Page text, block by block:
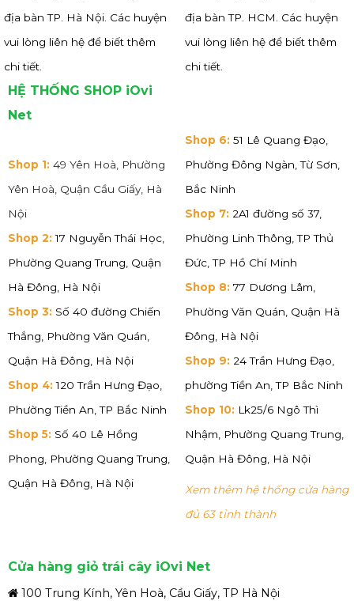
địa bàn TP. Hà Nội. Các huyện
vui lòng liên hệ để biết thêm
chi tiết.
địa bàn TP. HCM. Các huyện
vui lòng liên hệ để biết thêm
chi tiết.
HỆ THỐNG SHOP iOvi
Net
Shop 1: 49 Yên Hoà, Phường
Yên Hoà, Quận Cầu Giấy, Hà
Nội
Shop 2: 17 Nguyễn Thái Học,
Phường Quang Trung, Quận
Hà Đông, Hà Nội
Shop 3: Số 40 đường Chiến
Thắng, Phường Văn Quán,
Quận Hà Đông, Hà Nội
Shop 4: 120 Trần Hưng Đạo,
Phường Tiền An, TP Bắc Ninh
Shop 5: Số 40 Lê Hồng
Phong, Phường Quang Trung,
Quận Hà Đông, Hà Nội
Shop 6: 51 Lê Quang Đạo,
Phường Đông Ngàn, Từ Sơn,
Bắc Ninh
Shop 7: 2A1 đường số 37,
Phường Linh Thông, TP Thủ
Đức, TP Hồ Chí Minh
Shop 8: 77 Dương Lâm,
Phường Văn Quán, Quận Hà
Đông, Hà Nội
Shop 9: 24 Trần Hưng Đạo,
phường Tiền An, TP Bắc Ninh
Shop 10: Lk25/6 Ngô Thì
Nhậm, Phường Quang Trung,
Quận Hà Đông, Hà Nội
Xem thêm hệ thống cửa hàng
đủ 63 tỉnh thành
Cửa hàng giỏ trái cây iOvi Net
100 Trung Kính, Yên Hoà, Cầu Giấy, TP Hà Nội